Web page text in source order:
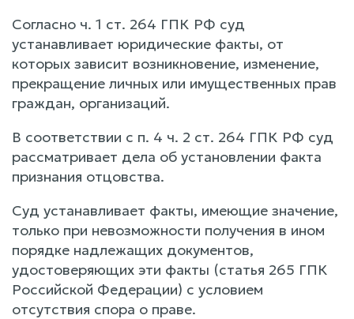
Согласно ч. 1 ст. 264 ГПК РФ суд
устанавливает юридические факты, от
которых зависит возникновение, изменение,
прекращение личных или имущественных прав
граждан, организаций.
В соответствии с п. 4 ч. 2 ст. 264 ГПК РФ суд
рассматривает дела об установлении факта
признания отцовства.
Суд устанавливает факты, имеющие значение,
только при невозможности получения в ином
порядке надлежащих документов,
удостоверяющих эти факты (статья 265 ГПК
Российской Федерации) с условием
отсутствия спора о праве.